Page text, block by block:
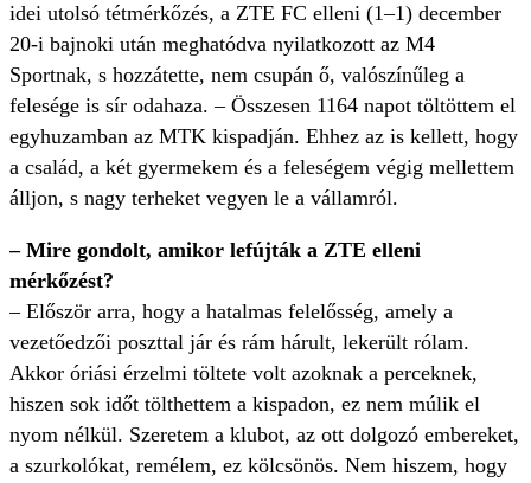
idei utolsó tétmérkőzés, a ZTE FC elleni (1–1) december
20-i bajnoki után meghatódva nyilatkozott az M4
Sportnak, s hozzátette, nem csupán ő, valószínűleg a
felesége is sír odahaza. – Összesen 1164 napot töltöttem el
egyhuzamban az MTK kispadján. Ehhez az is kellett, hogy
a család, a két gyermekem és a feleségem végig mellettem
álljon, s nagy terheket vegyen le a vállamról.
– Mire gondolt, amikor lefújták a ZTE elleni
mérkőzést?
– Először arra, hogy a hatalmas felelősség, amely a
vezetőedzői poszttal jár és rám hárult, lekerült rólam.
Akkor óriási érzelmi töltete volt azoknak a perceknek,
hiszen sok időt tölthettem a kispadon, ez nem múlik el
nyom nélkül. Szeretem a klubot, az ott dolgozó embereket,
a szurkolókat, remélem, ez kölcsönös. Nem hiszem, hogy